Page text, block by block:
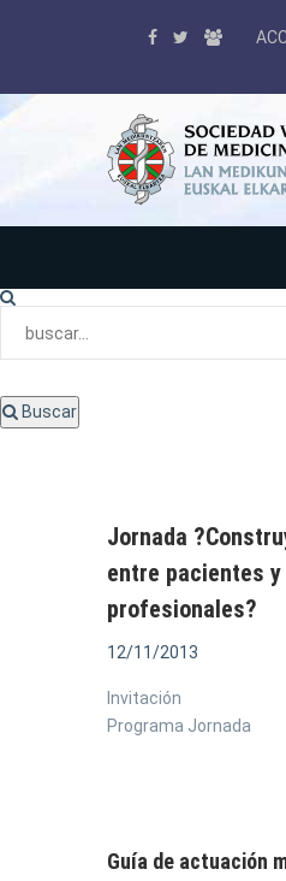
Buscar
Jornada
entre pacientes y
profesionales?
12/11/2013
Invitación
Programa Jornada
Guía de actuación